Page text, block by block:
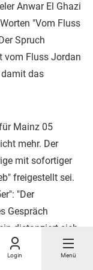
Login Menü
Anwar El Ghazi
"Vom Fluss
Spruch
vom Fluss Jordan
das
Mainz 05
mehr. Der
mit sofortiger
freigestellt sei.
"Der
Gespräch
distanziert sich
da dieser nicht
Laut "Bild"